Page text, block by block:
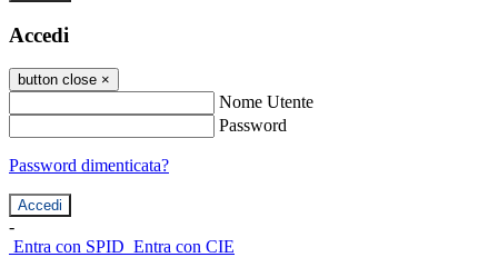
Accedi
button close ×
Nome Utente
Password
Password dimenticata?
-
Entra con SPID Entra con CIE